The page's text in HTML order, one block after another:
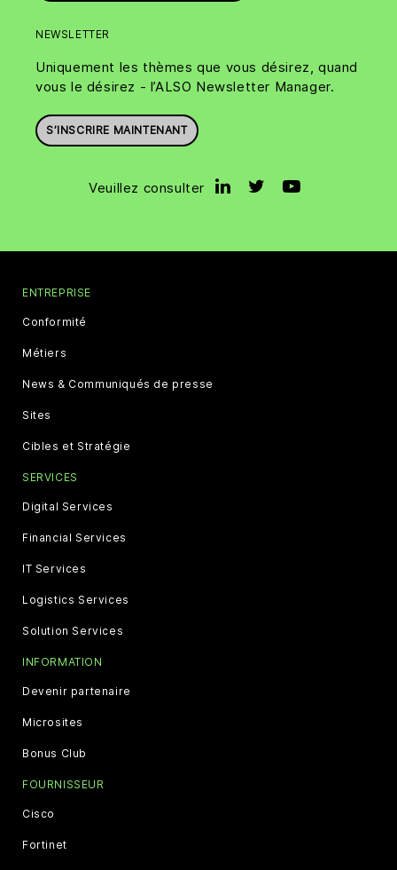
NEWSLETTER
Uniquement les thèmes que vous désirez, quand
vous le désirez - l’ALSO Newsletter Manager.
S’INSCRIRE MAINTENANT
Veuillez consulter
ENTREPRISE
Conformité
Métiers
News & Communiqués de presse
Sites
Cibles et Stratégie
SERVICES
Digital Services
Financial Services
IT Services
Logistics Services
Solution Services
INFORMATION
Devenir partenaire
Microsites
Bonus Club
FOURNISSEUR
Cisco
Fortinet